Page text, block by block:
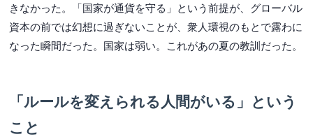
きなかった。「国家が通貨を守る」という前提が、グローバル
資本の前では幻想に過ぎないことが、衆人環視のもとで露わに
なった瞬間だった。国家は弱い。これがあの夏の教訓だった。
「ルールを変えられる人間がいる」という
こと